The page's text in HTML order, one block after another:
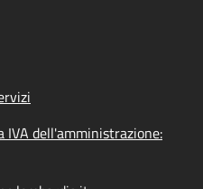
IVA dell'amministrazione: